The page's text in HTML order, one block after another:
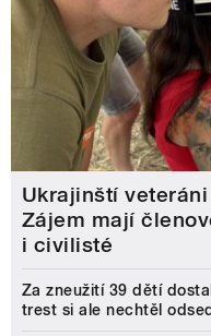
Ukrajinští
Zájem mají
i civilisté
Za zneužití 39 dětí
trest si ale nechtěl